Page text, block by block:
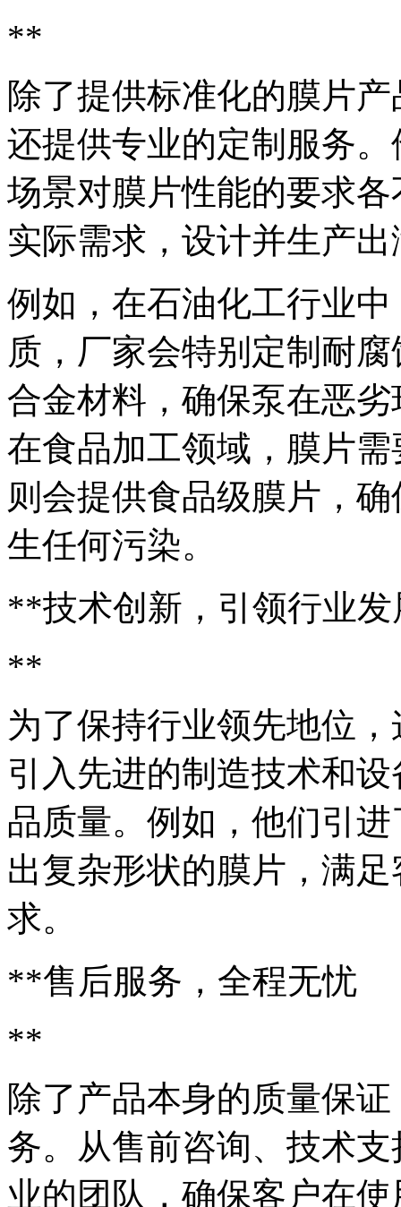
**
除了提供标准化的膜片
还提供专业的定制服务
场景对膜片性能的要求
实际需求，设计并生产
例如，在石油化工行业
质，厂家会特别定制耐
合金材料，确保泵在恶
在食品加工领域，膜片
则会提供食品级膜片，
生任何污染。
**技术创新，引领行业发
**
为了保持行业领先地位
引入先进的制造技术和
品质量。例如，他们引
出复杂形状的膜片，满
求。
**售后服务，全程无忧
**
除了产品本身的质量保
务。从售前咨询、技术
业的团队，确保客户在